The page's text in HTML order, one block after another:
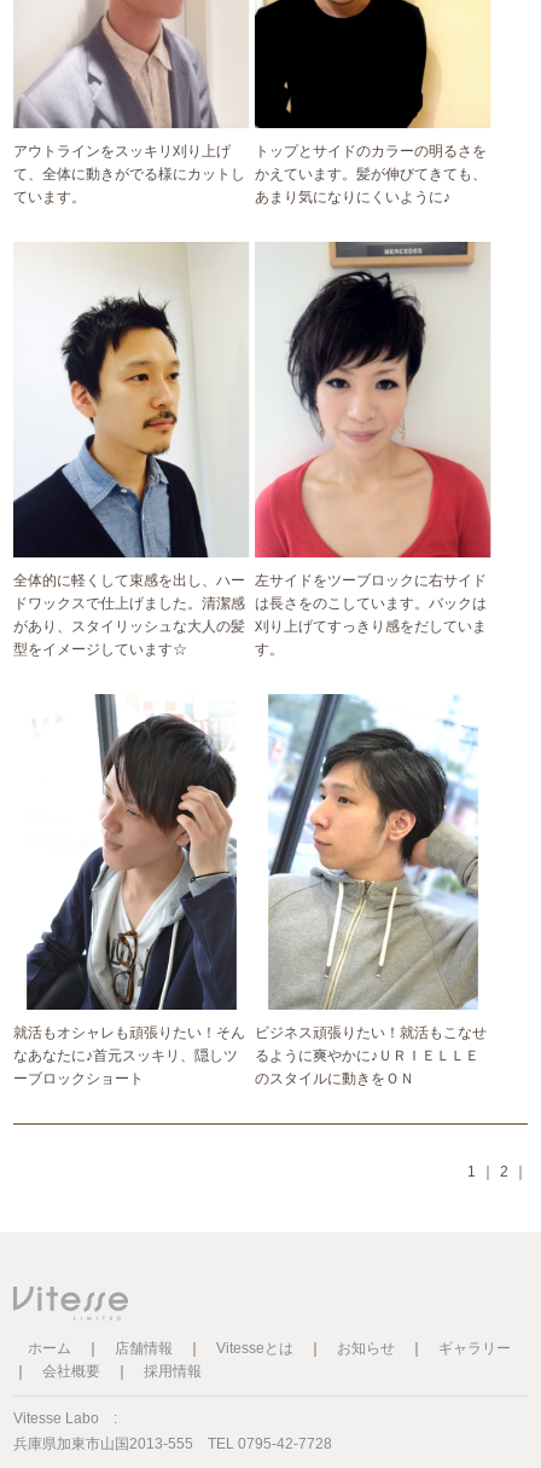
アウトラインをスッキリ刈り上げ
て、全体に動きがでる様にカットし
ています。
トップとサイドのカラーの明るさを
かえています。髪が伸びてきても、
あまり気になりにくいように♪
全体的に軽くして束感を出し、ハー
ドワックスで仕上げました。清潔感
があり、スタイリッシュな大人の髪
型をイメージしています☆
左サイドをツーブロックに右サイド
は長さをのこしています。バックは
刈り上げてすっきり感をだしていま
す。
就活もオシャレも頑張りたい！そん
なあなたに♪首元スッキリ、隠しツ
ーブロックショート
ビジネス頑張りたい！就活もこなせ
るように爽やかに♪ＵＲＩＥＬＬＥ
のスタイルに動きをＯＮ
1 ｜ 2 ｜
ホーム ｜ 店舗情報 ｜ Vitesseとは ｜ お知らせ ｜
ギャラリー
｜
会社概要 ｜ 採用情報
Vitesse Labo :
兵庫県加東市山国2013-555 TEL 0795-42-7728